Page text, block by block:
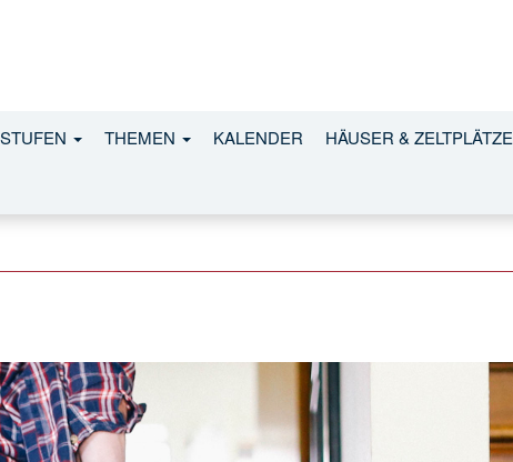
STUFEN THEMEN KALENDER HÄUSER & ZELTPLÄTZE